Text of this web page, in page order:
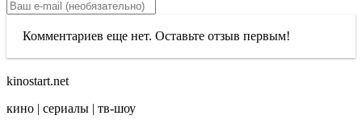
Комментариев еще нет. Оставьте отзыв первым!
kinostart.net
кино | сериалы | тв-шоу